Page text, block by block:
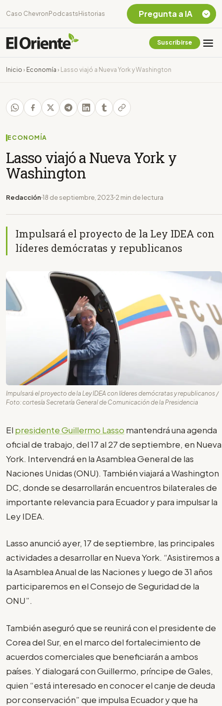
Caso Chevron Podcasts Historias
Suscribirse
Inicio › Economía › Lasso viajó a Nueva York y Washington
ECONOMÍA
Lasso viajó a Nueva York y
Washington
Redacción 18 de septiembre, 2023 2 min de lectura
Impulsará el proyecto de la Ley IDEA con
líderes demócratas y republicanos
Impulsará el proyecto de la Ley IDEA con líderes demócratas y republicanos /
Foto: cortesía Secretaría General de Comunicación de la Presidencia
El presidente Guillermo Lasso mantendrá una agenda
oficial de trabajo, del 17 al 27 de septiembre, en Nueva
York. Intervendrá en la Asamblea General de las
Naciones Unidas (ONU). También viajará a Washington
DC, donde se desarrollarán encuentros bilaterales de
importante relevancia para Ecuador y para impulsar la
Ley IDEA.
Lasso anunció ayer, 17 de septiembre, las principales
actividades a desarrollar en Nueva York. “Asistiremos a
la Asamblea Anual de las Naciones y luego de 31 años
participaremos en el Consejo de Seguridad de la
ONU”.
También aseguró que se reunirá con el presidente de
Corea del Sur, en el marco del fortalecimiento de
acuerdos comerciales que beneficiarán a ambos
países. Y dialogará con Guillermo, príncipe de Gales,
quien “está interesado en conocer el canje de deuda
por conservación” que impulsa Ecuador y que ha
Pregunta a IA
Chevron Ecuador